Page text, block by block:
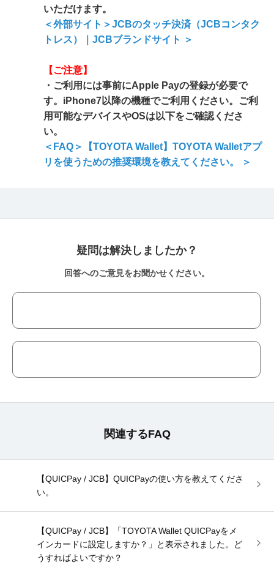
いただけます。
＜外部サイト＞JCBのタッチ決済（JCBコンタク
トレス）｜JCBブランドサイト ＞
【ご注意】
・ご利用には事前にApple Payの登録が必要で
す。iPhone7以降の機種でご利用ください。ご利
用可能なデバイスやOSは以下をご確認くださ
い。
＜FAQ＞【TOYOTA Wallet】TOYOTA Walletアプ
リを使うための推奨環境を教えてください。 ＞
疑問は解決しましたか？
回答へのご意見をお聞かせください。
関連するFAQ
【QUICPay / JCB】QUICPayの使い方を教えてくださ
い。
【QUICPay / JCB】「TOYOTA Wallet QUICPayをメ
インカードに設定しますか？」と表示されました。ど
うすればよいですか？